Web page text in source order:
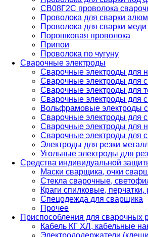
СВ08Г2С проволока
Проволока для сварки
Проволока для сварки меди
Порошковая проволока
Припои
Проволока по чугуну
Сварочные электроды
Сварочные электроды для
Сварочные электроды для
Сварочные электроды для
Сварочные электроды для
Вольфрамовые электроды
Сварочные электроды для
Сварочные электроды для
Сварочные электроды для
Электроды для резки
Угольные электроды для
Средства индивидуальной
Маски сварщика, очки
Стекла сварочные,
Краги спилковые, перчатки,
Спецодежда для сварщика
Прочее
Приспособления для сварочных
Кабель КГ ХЛ, кабельные
Электрододержатели